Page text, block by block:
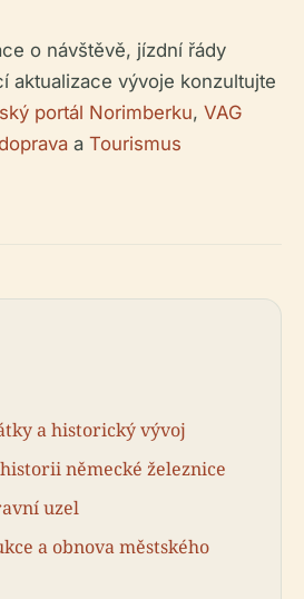
o návštěvě, jízdní řády
aktualizace vývoje konzultujte
portál Norimberku, VAG
a Tourismus
a historický vývoj
německé železnice
uzel
a obnova městského